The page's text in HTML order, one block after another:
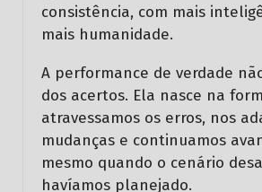
consistência, com mais
mais humanidade.
A performance de verdade
dos acertos. Ela nasce na
atravessamos os erros, nos
mudanças e continuamos
mesmo quando o cenário
havíamos planejado.